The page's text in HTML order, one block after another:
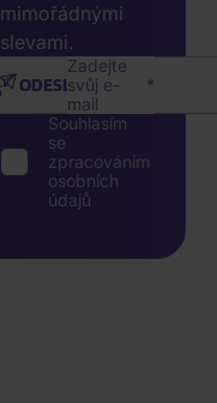
mimořádnými
slevami.
Zadejte
svůj e-
mail
ODESLAT
Souhlasím
se
zpracováním
osobních
údajů